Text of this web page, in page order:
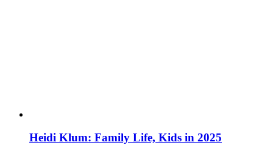
Heidi Klum: Family Life, Kids in 2025